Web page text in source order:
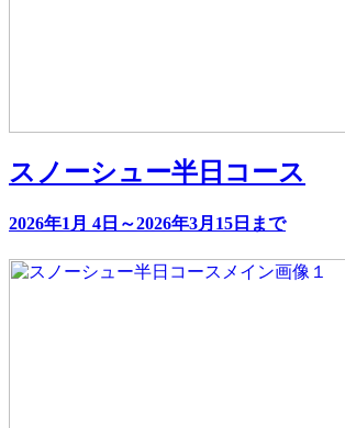
スノーシュー半日コース
2026年1月 4日～2026年3月15日まで